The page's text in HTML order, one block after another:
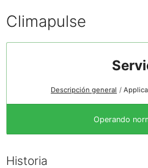
Climapulse
Descripción general
Operando
Historia